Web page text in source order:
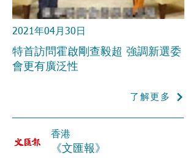
2021年04月30日
特首訪問霍啟剛查毅超 強調新選委
會更有廣泛性
了解更多
香港
《文匯報》